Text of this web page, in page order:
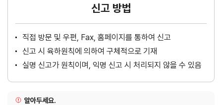
신고 방법
직접 방문 및 우편, Fax, 홈페이지를 통하여 신고
신고 시 육하원칙에 의하여 구체적으로 기재
실명 신고가 원칙이며, 익명 신고 시 처리되지 않을 수 있음
알아두세요.